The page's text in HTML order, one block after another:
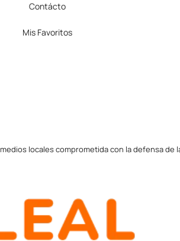
Contácto
Mis Favoritos
locales comprometida con la defensa